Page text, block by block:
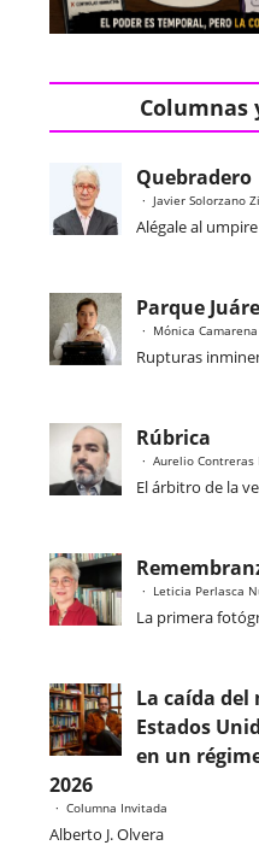
Columnas
Quebradero
Javier Solorzano
Alégale al umpire
Parque
Mónica
Rupturas
Rúbrica
Aurelio Contreras
El árbitro de la
Leticia Perlasca
La primera
La caída del
Estados
en un
2026
Columna Invitada
Alberto J. Olvera